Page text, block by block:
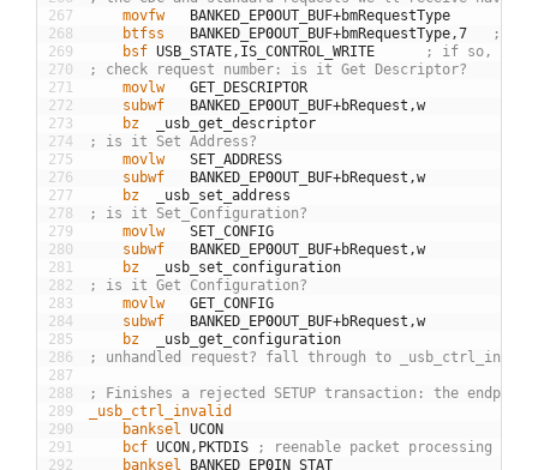
267
268
269
270
271
272
273
274
275
276
277
278
279
280
281
282
283
284
285
286
287
288
289
290
291
292
	movfw
BANKED EP0OUT BUF+bmRequestType
	btfss
BANKED EP0OUT BUF+bmRequestType,7
; is
	bsf
USB STATE, IS CONTROL WRITE
; if so, this
; check request number: is it Get Descriptor?
	movlw
GET
DESCRIPTOR
	subwf
BANKED EP0OUT BUF+bRequest ,w
	bz
usb get descriptor
; is it Set Address?
	movlw
SET ADDRESS
	subwf
BANKED EP0OUT BUF+bRequest ,w
	bz
usb set address
; is it Set_Configuration?
	movlw
SET CONFIG
	subwf
BANKED EP0OUT BUF+bRequest ,w
	bz
usb set
configuration
; is it Get Configuration?
	movlw
GET CONFIG
	subwf
BANKED EP0OUT BUF+bRequest ,w
	bz
usb get
configuration
; unhandled request? fall through to
; Finishes a rejected SETUP transaction: the
_usb_ctrl_invalid
	banksel
UCON
	bcf
UCON , PKTDIS
; reenable packet processing
	banksel
BANKED EP0IN STAT